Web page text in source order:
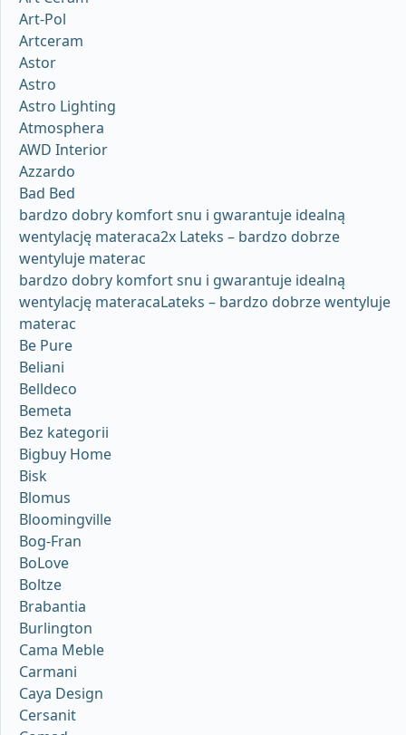
Art-Pol
Artceram
Astor
Astro
Astro Lighting
Atmosphera
AWD Interior
Azzardo
Bad Bed
bardzo dobry komfort snu i gwarantuje idealną
wentylację materaca2x Lateks – bardzo dobrze
wentyluje materac
bardzo dobry komfort snu i gwarantuje idealną
wentylację materacaLateks – bardzo dobrze wentyluje
materac
Be Pure
Beliani
Belldeco
Bemeta
Bez kategorii
Bigbuy Home
Bisk
Blomus
Bloomingville
Bog-Fran
BoLove
Boltze
Brabantia
Burlington
Cama Meble
Carmani
Caya Design
Cersanit